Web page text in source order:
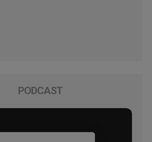
PODCAST